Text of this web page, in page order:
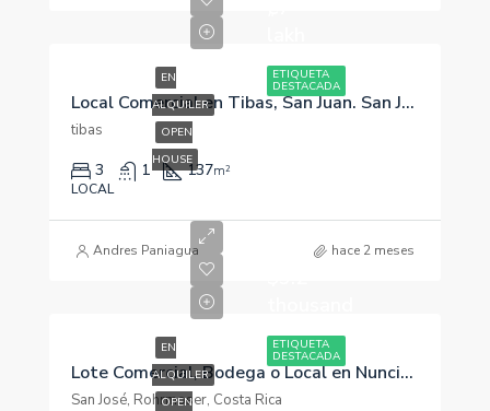
ETIQUETA
DESTACADA
EN
ALQUILER
OPEN
HOUSE
Local Comercial en Tibas, San Juan. San José, 137m2.
tibas
3 1 137m²
LOCAL
Andres Paniagua hace 2 meses
ETIQUETA
DESTACADA
EN
ALQUILER
OPEN
Lote Comercial, Bodega o Local en Nunciatura Rohrmoser. San José. 445m2
San José, Rohrmoser, Costa Rica